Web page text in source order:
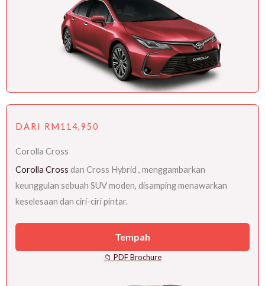
DARI RM114,950
Corolla Cross
Corolla Cross dan Cross Hybrid , menggambarkan
keunggulan sebuah SUV moden, disamping menawarkan
keselesaan dan ciri-ciri pintar.
Tempah
📁 PDF Brochure